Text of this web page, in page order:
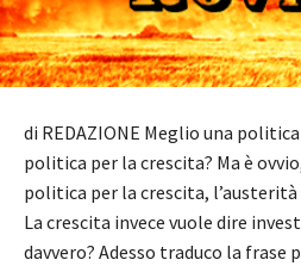
di REDAZIONE Meglio una
politica per la crescita? Ma è
politica per la crescita,
La crescita invece vuole dire
davvero? Adesso traduco la frase